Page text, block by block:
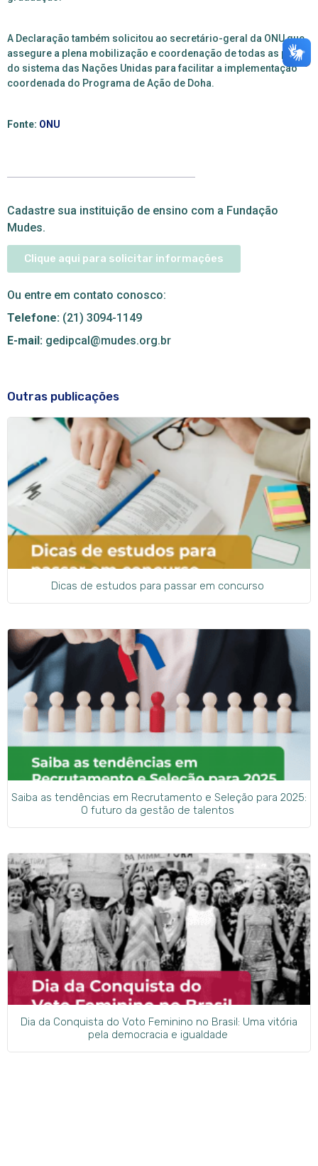
A Declaração também solicitou ao secretário-geral da ONU que
assegure a plena mobilização e coordenação de todas as partes
do sistema das Nações Unidas para facilitar a implementação
coordenada do Programa de Ação de Doha.
Fonte: ONU
Cadastre sua instituição de ensino com a Fundação
Mudes.
Clique aqui para solicitar informações
Ou entre em contato conosco:
Telefone: (21) 3094-1149
E-mail: gedipcal@mudes.org.br
Outras publicações
Dicas de estudos para passar em concurso
Saiba as tendências em Recrutamento e Seleção para 2025:
O futuro da gestão de talentos
Dia da Conquista do Voto Feminino no Brasil: Uma vitória
pela democracia e igualdade